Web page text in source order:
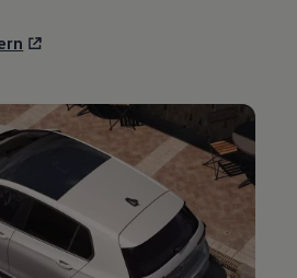
R